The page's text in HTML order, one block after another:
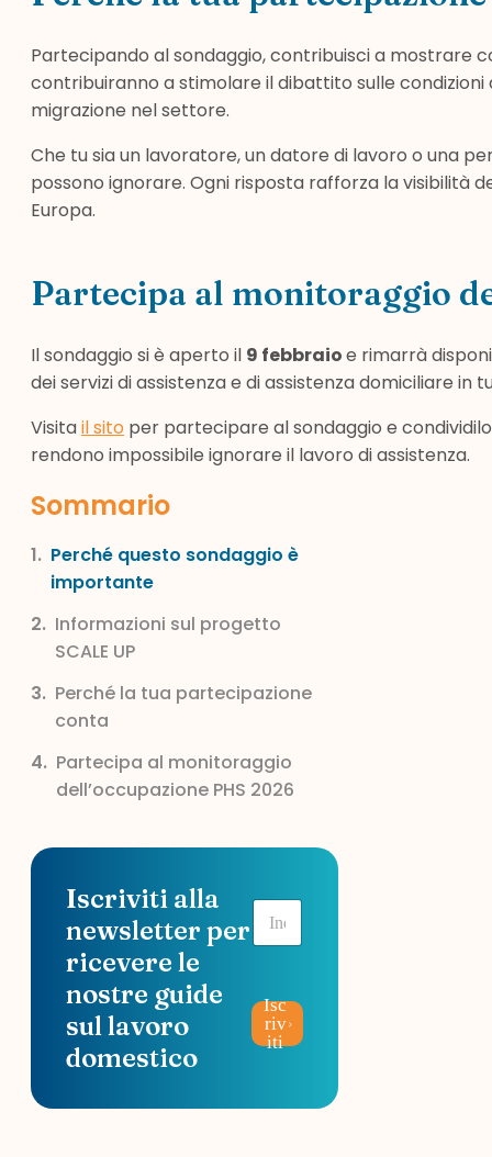
Partecipando al sondaggio, contribuisci a mostrare
contribuiranno a stimolare il dibattito sulle condizioni
migrazione nel settore.
Che tu sia un lavoratore, un datore di lavoro o una
possono ignorare. Ogni risposta rafforza la visibilità
Europa.
Partecipa al monitoraggio
Il sondaggio si è aperto il 9 febbraioe rimarrà
dei servizi di assistenza e di assistenza domiciliare in
Visitail sito per partecipare al sondaggio e
rendono impossibile ignorare il lavoro di assistenza.
Sommario
Perché questo sondaggio è
importante
Informazioni sul progetto
SCALE UP
Perché la tua partecipazione
conta
Partecipa al monitoraggio
dell’occupazione PHS 2026
Iscriviti alla
newsletter per
ricevere le
nostre guide
sul lavoro
domestico
E
a
* Isc
riv
iti